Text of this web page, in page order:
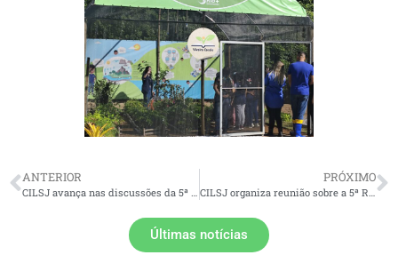
ANTERIOR PRÓXIMO
Últimas notícias